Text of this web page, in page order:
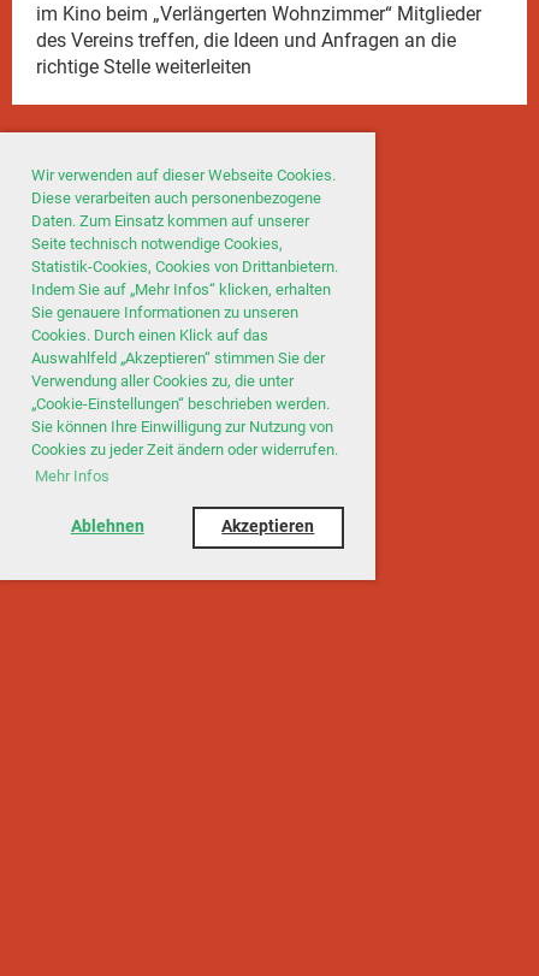
Wir verwenden auf dieser Webseite Cookies.
Diese verarbeiten auch personenbezogene
Daten. Zum Einsatz kommen auf unserer
Seite technisch notwendige Cookies,
Statistik-Cookies, Cookies von Drittanbietern.
Indem Sie auf „Mehr Infos“ klicken, erhalten
Sie genauere Informationen zu unseren
Cookies. Durch einen Klick auf das
Auswahlfeld „Akzeptieren“ stimmen Sie der
Verwendung aller Cookies zu, die unter
„Cookie-Einstellungen“ beschrieben werden.
Sie können Ihre Einwilligung zur Nutzung von
Cookies zu jeder Zeit ändern oder widerrufen.
Mehr Infos
Ablehnen Akzeptieren
im Kino beim „Verlängerten Wohnzimmer“ Mitglieder
des Vereins treffen, die Ideen und Anfragen an die
richtige Stelle weiterleiten